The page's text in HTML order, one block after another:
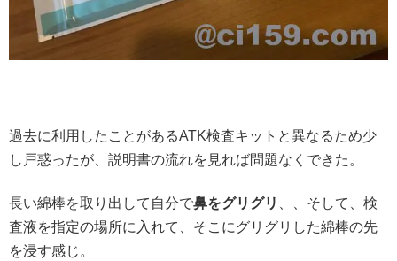
過去に利用したことがあるATK検査キットと異なるため少
し戸惑ったが、説明書の流れを見れば問題なくできた。
長い綿棒を取り出して自分で鼻をグリグリ
、、そして、検
査液を指定の場所に入れて、そこにグリグリした綿棒の先
を浸す感じ。